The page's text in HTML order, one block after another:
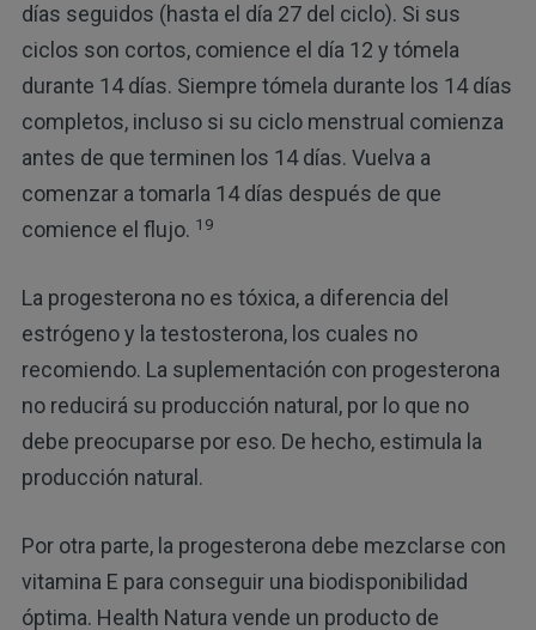
días seguidos (hasta el día 27 del ciclo). Si sus
ciclos son cortos, comience el día 12 y tómela
durante 14 días. Siempre tómela durante los 14 días
completos, incluso si su ciclo menstrual comienza
antes de que terminen los 14 días. Vuelva a
comenzar a tomarla 14 días después de que
comience el flujo. 19
La progesterona no es tóxica, a diferencia del
estrógeno y la testosterona, los cuales no
recomiendo. La suplementación con progesterona
no reducirá su producción natural, por lo que no
debe preocuparse por eso. De hecho, estimula la
producción natural.
Por otra parte, la progesterona debe mezclarse con
vitamina E para conseguir una biodisponibilidad
óptima. Health Natura vende un producto de